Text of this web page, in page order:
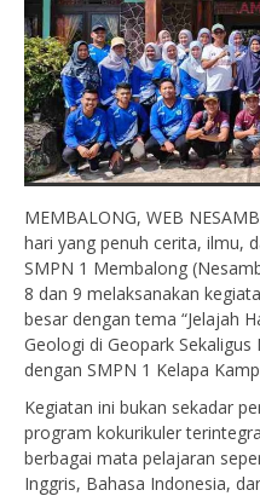
MEMBALONG, WEB
hari yang penuh cerita, ilmu,
SMPN 1 Membalong
8 dan 9 melaksanakan
besar dengan tema “Jelajah
Geologi di Geopark
dengan SMPN 1 Kelapa
Kegiatan ini bukan sekadar
program kokurikuler
berbagai mata pelajaran
Inggris, Bahasa Indonesia,